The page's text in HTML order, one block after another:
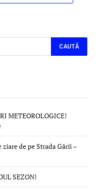
METEOROLOGICE!
de pe Strada Gării –
SEZON!